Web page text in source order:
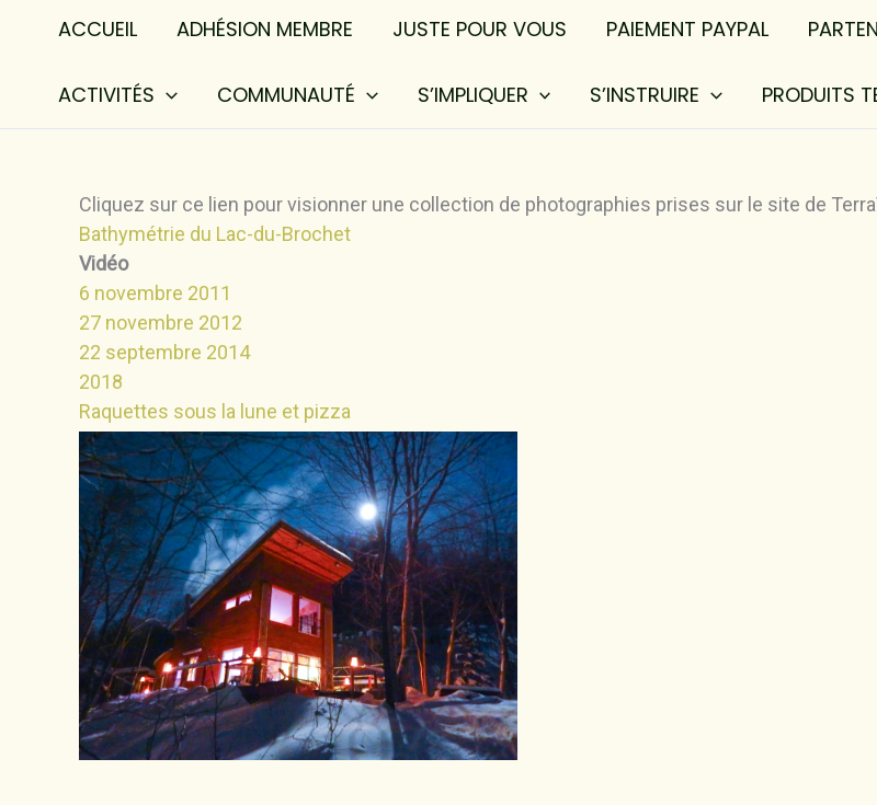
ACCUEIL ADHÉSION MEMBRE JUSTE POUR VOUS PAIEMENT PAYPAL
ACTIVITÉS COMMUNAUTÉ S’IMPLIQUER S’INSTRUIRE PRODUITS
Cliquez sur ce lien pour visionner une collection de photographies prises sur le site de
Bathymétrie du Lac-du-Brochet
Vidéo
6 novembre 2011
27 novembre 2012
22 septembre 2014
2018
Raquettes sous la lune et pizza